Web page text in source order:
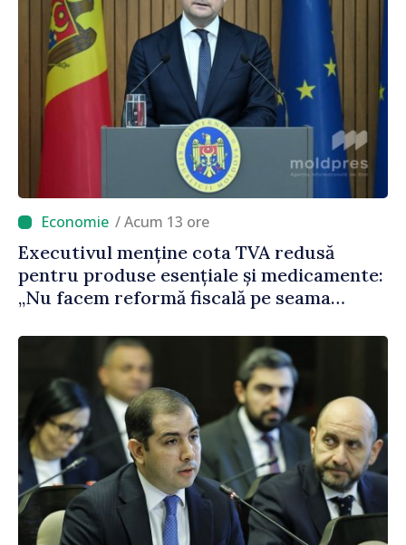
/ Acum 13 ore
Executivul menține cota TVA redusă
pentru produse esențiale și medicamente:
„Nu facem reformă fiscală pe seama